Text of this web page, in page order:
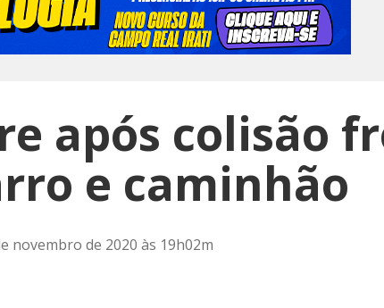
após colisão
e caminhão
novembro de 2020 às 19h02m